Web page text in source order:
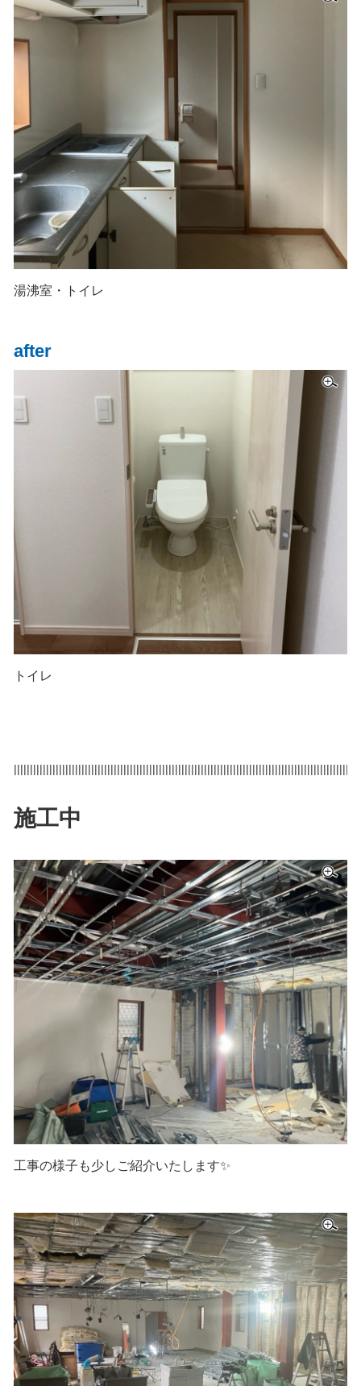
湯沸室・トイレ
after
トイレ
施工中
工事の様子も少しご紹介いたします✨